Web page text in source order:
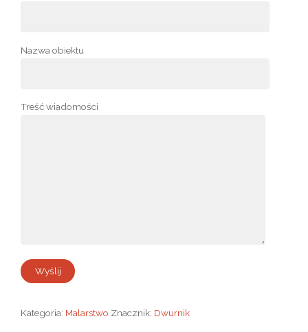
Nazwa obiektu
Treść wiadomości
Kategoria: Malarstwo Znacznik: Dwurnik